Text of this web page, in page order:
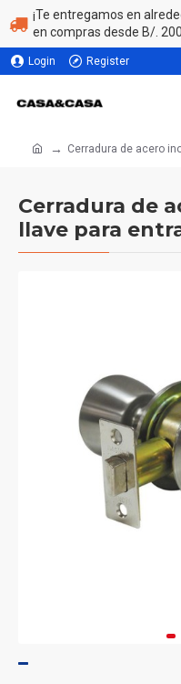
¡Te entregamos en
en compras desde B/.
Login Register
Cerradura de acero
Cerradura de
llave para